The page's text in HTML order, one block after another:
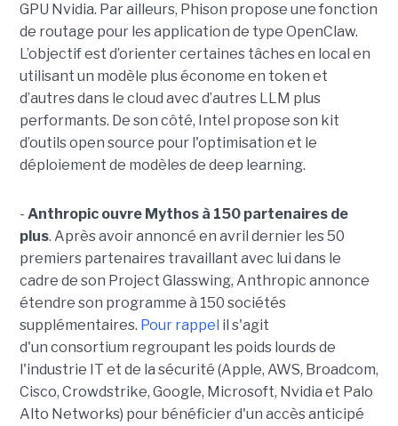
GPU Nvidia. Par ailleurs, Phison propose une fonction
de routage pour les application de type OpenClaw.
L’objectif est d’orienter certaines tâches en local en
utilisant un modèle plus économe en token et
d’autres dans le cloud avec d’autres LLM plus
performants. De son côté, Intel propose son kit
d’outils open source pour l'optimisation et le
déploiement de modèles de deep learning.
- Anthropic ouvre Mythos à 150 partenaires de
plus. Après avoir annoncé en avril dernier les 50
premiers partenaires travaillant avec lui dans le
cadre de son Project Glasswing, Anthropic annonce
étendre son programme à 150 sociétés
supplémentaires. Pour rappel il s'agit
d'un consortium regroupant les poids lourds de
l'industrie IT et de la sécurité (Apple, AWS, Broadcom,
Cisco, Crowdstrike, Google, Microsoft, Nvidia et Palo
Alto Networks) pour bénéficier d'un accès anticipé